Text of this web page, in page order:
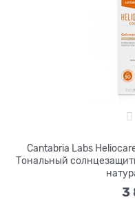
Cantabria Labs
Тональный
3